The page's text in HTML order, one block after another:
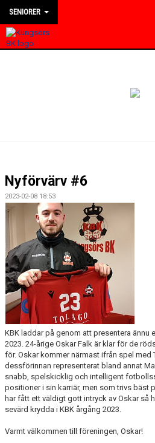
SENIORER
DOKUMENT
KONTAKT
MATCHER
DIVISION 4 VÄSTMANLAND
Nyförvärv #6
2023-02-08 18:53
KBK laddar på genom att presentera ännu
2023. 24-årige Oskar Falk är klar för de
för. Oskar kommer närmast ifrån spel med
dessförinnan representerat bland annat
snabb, spelskicklig och intelligent
positioner i sin karriär, men som trivs bäst
har fått ett väldigt gott intryck av Oskar så
sevärd krydda i KBK årgång 2023.
Varmt välkommen till föreningen, Oskar!